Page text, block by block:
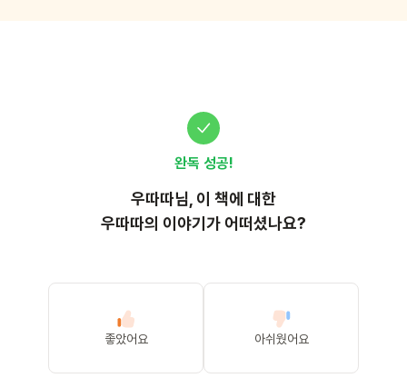
완독 성공!
우따따님, 이 책에 대한
우따따의 이야기가 어떠셨나요?
좋았어요 아쉬웠어요